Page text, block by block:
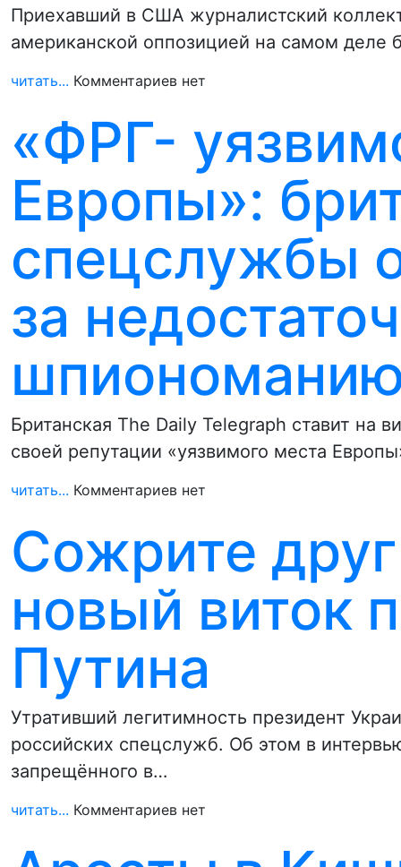
Приехавший в США журналистский
американской оппозицией на самом
читать... Комментариев нет
«ФРГ-
Европы»:
спецслужбы
за
Британская The Daily Telegraph ставит на
своей репутации «уязвимого места
читать... Комментариев нет
Сожрите
новый виток
Путина
Утративший легитимность президент
российских спецслужб. Об этом в
запрещённого в…
читать... Комментариев нет